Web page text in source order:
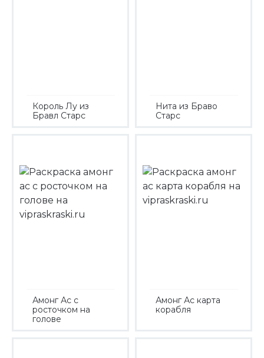
Король Лу из
Бравл Старс
Нита из Браво
Старс
Амонг Ас с
росточком на
голове
Амонг Ас карта
корабля